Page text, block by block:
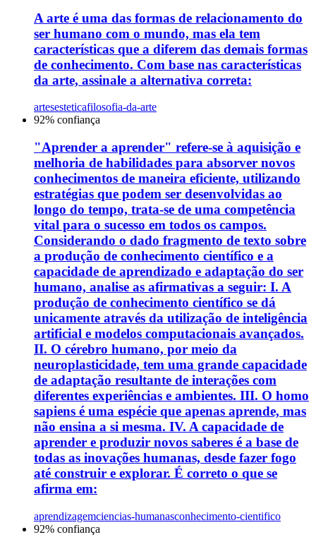
A arte é uma das formas de relacionamento do
ser humano com o mundo, mas ela tem
características que a diferem das demais formas
de conhecimento. Com base nas características
da arte, assinale a alternativa correta:
artesesteticafilosofia-da-arte
92% confiança
"Aprender a aprender" refere-se à aquisição e
melhoria de habilidades para absorver novos
conhecimentos de maneira eficiente, utilizando
estratégias que podem ser desenvolvidas ao
longo do tempo, trata-se de uma competência
vital para o sucesso em todos os campos.
Considerando o dado fragmento de texto sobre
a produção de conhecimento científico e a
capacidade de aprendizado e adaptação do ser
humano, analise as afirmativas a seguir: I. A
produção de conhecimento científico se dá
unicamente através da utilização de inteligência
artificial e modelos computacionais avançados.
II. O cérebro humano, por meio da
neuroplasticidade, tem uma grande capacidade
de adaptação resultante de interações com
diferentes experiências e ambientes. III. O homo
sapiens é uma espécie que apenas aprende, mas
não ensina a si mesma. IV. A capacidade de
aprender e produzir novos saberes é a base de
todas as inovações humanas, desde fazer fogo
até construir e explorar. É correto o que se
afirma em:
aprendizagemciencias-humanasconhecimento-cientifico
92% confiança